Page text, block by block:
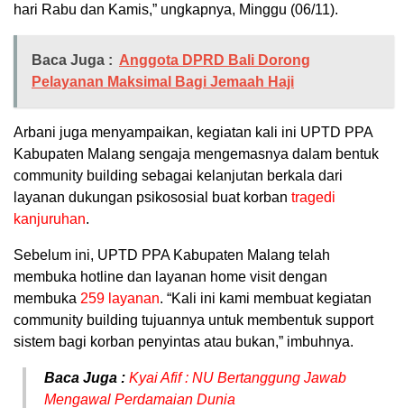
hari Rabu dan Kamis,” ungkapnya, Minggu (06/11).
Baca Juga : Anggota DPRD Bali Dorong
Pelayanan Maksimal Bagi Jemaah Haji
Arbani juga menyampaikan, kegiatan kali ini UPTD PPA
Kabupaten Malang sengaja mengemasnya dalam bentuk
community building sebagai kelanjutan berkala dari
layanan dukungan psikososial buat korban tragedi
kanjuruhan.
Sebelum ini, UPTD PPA Kabupaten Malang telah
membuka hotline dan layanan home visit dengan
membuka 259 layanan. “Kali ini kami membuat kegiatan
community building tujuannya untuk membentuk support
sistem bagi korban penyintas atau bukan,” imbuhnya.
Baca Juga : Kyai Afif : NU Bertanggung Jawab
Mengawal Perdamaian Dunia